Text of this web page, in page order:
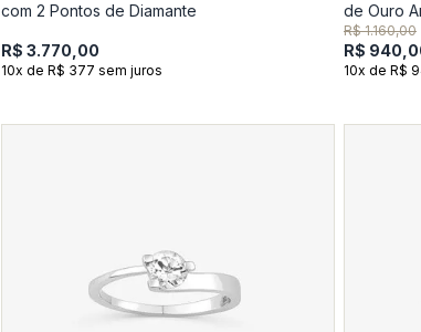
com 2 Pontos de Diamante
R$ 3.770,00
10x de R$ 377 sem juros
de Ouro
R$ 1.160,00
R$
10x de R$